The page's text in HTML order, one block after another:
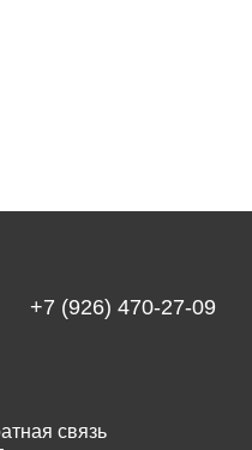
+7 (926) 470-27-09
связь